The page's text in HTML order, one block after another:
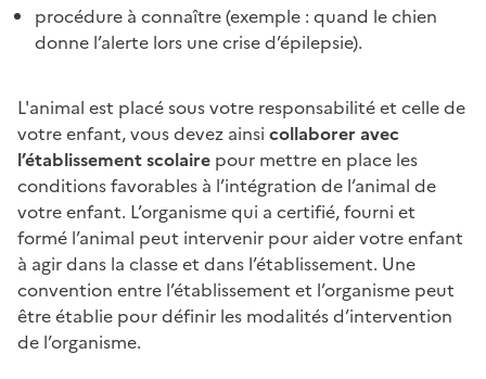
procédure à connaître (exemple : quand le chien
donne l’alerte lors une crise d’épilepsie).
L'animal est placé sous votre responsabilité et celle de
votre enfant, vous devez ainsi collaborer avec
l’établissement scolaire pour mettre en place les
conditions favorables à l’intégration de l’animal de
votre enfant. L’organisme qui a certifié, fourni et
formé l’animal peut intervenir pour aider votre enfant
à agir dans la classe et dans l’établissement. Une
convention entre l’établissement et l’organisme peut
être établie pour définir les modalités d’intervention
de l’organisme.